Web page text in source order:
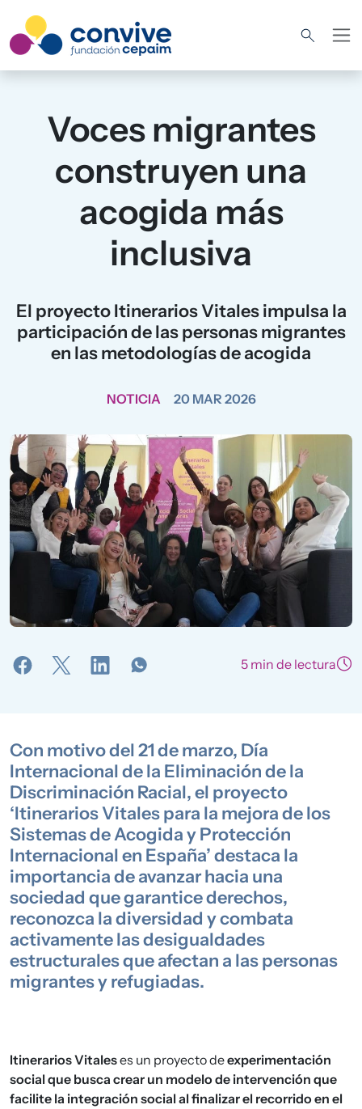
Voces migrantes
construyen una
acogida más
inclusiva
El proyecto Itinerarios Vitales impulsa la
participación de las personas migrantes
en las metodologías de acogida
NOTICIA 20 MAR 2026
5 min de lectura
Con motivo del 21 de marzo, Día
Internacional de la Eliminación de la
Discriminación Racial, el proyecto
‘Itinerarios Vitales para la mejora de los
Sistemas de Acogida y Protección
Internacional en España’ destaca la
importancia de avanzar hacia una
sociedad que garantice derechos,
reconozca la diversidad y combata
activamente las desigualdades
estructurales que afectan a las personas
migrantes y refugiadas.
Itinerarios Vitaleses un proyecto deexperimentación
social que busca crear un modelo de intervención que
facilite la integración social al finalizar el recorrido en el